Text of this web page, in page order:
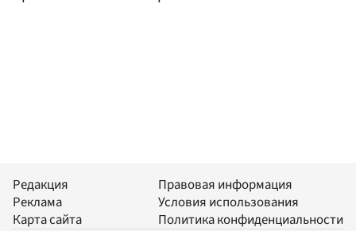
Редакция
Реклама
Карта сайта
Правовая информация
Условия использования
Политика конфиденциальности